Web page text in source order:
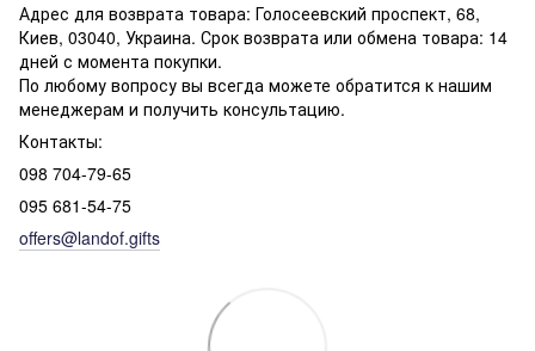
Адрес для возврата товара: Голосеевский проспект, 68,
Киев, 03040, Украина. Срок возврата или обмена товара: 14
дней с момента покупки.
По любому вопросу вы всегда можете обратится к нашим
менеджерам и получить консультацию.
Контакты:
098 704-79-65
095 681-54-75
offers@landof.gifts